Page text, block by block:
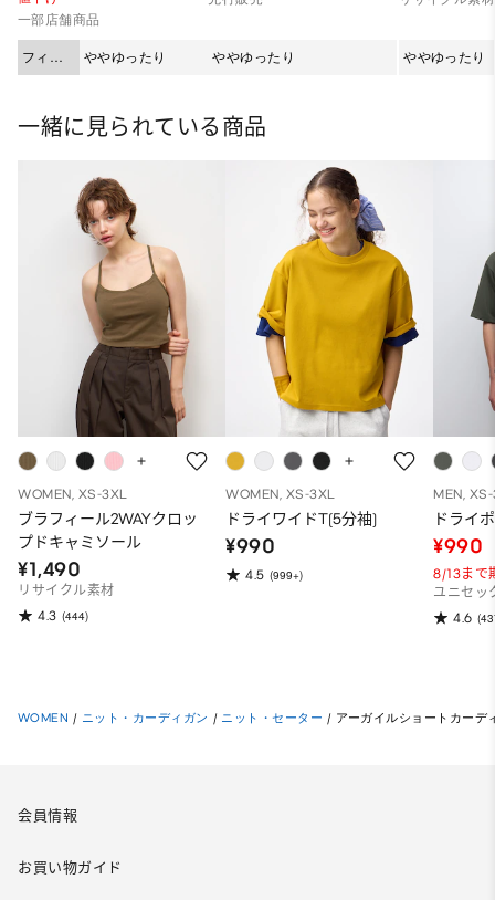
一部店舗商品
フィッ
ト
ややゆったり ややゆったり ややゆったり
一緒に見られている商品
WOMEN, XS-3XL
ブラフィール2WAYクロッ
プドキャミソール
¥1,490
リサイクル素材
4.3 (444)
WOMEN, XS-3XL
ドライワイドT(5分袖)
¥990
4.5 (999+)
MEN,
ドライ
¥990
8/13まで
ユニセッ
4.6
WOMEN / ニット・カーディガン / ニット・セーター / アーガイルショートカーデ
会員情報
お買い物ガイド